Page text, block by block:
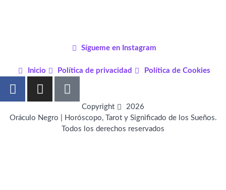
Sígueme en Instagram
Inicio Política de privacidad Política de Cookies
F
a
e
I
n
t
P
i
t
e
Copyright
2026
Oráculo Negro | Horóscopo, Tarot y Significado de los Sueños.
Todos los derechos reservados